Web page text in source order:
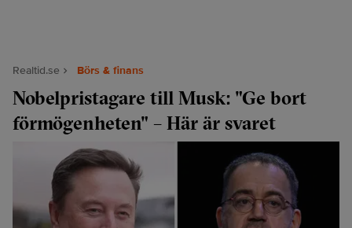
Realtid.se Börs & finans
Nobelpristagare till Musk: "Ge bort
förmögenheten" – Här är svaret